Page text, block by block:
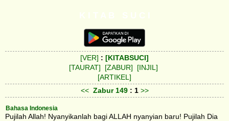
[VER] : [KITABSUCI]
[TAURAT]
[ZABUR]
[INJIL]
[ARTIKEL]
<< Zabur 149 : 1 >>
Bahasa Indonesia
Pujilah Allah! Nyanyikanlah bagi ALLAH nyanyian baru! Pujilah Dia